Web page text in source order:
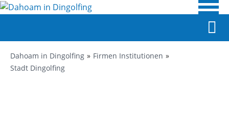
Dahoam in Dingolfing
Firmen Institutionen
Stadt Dingolfing